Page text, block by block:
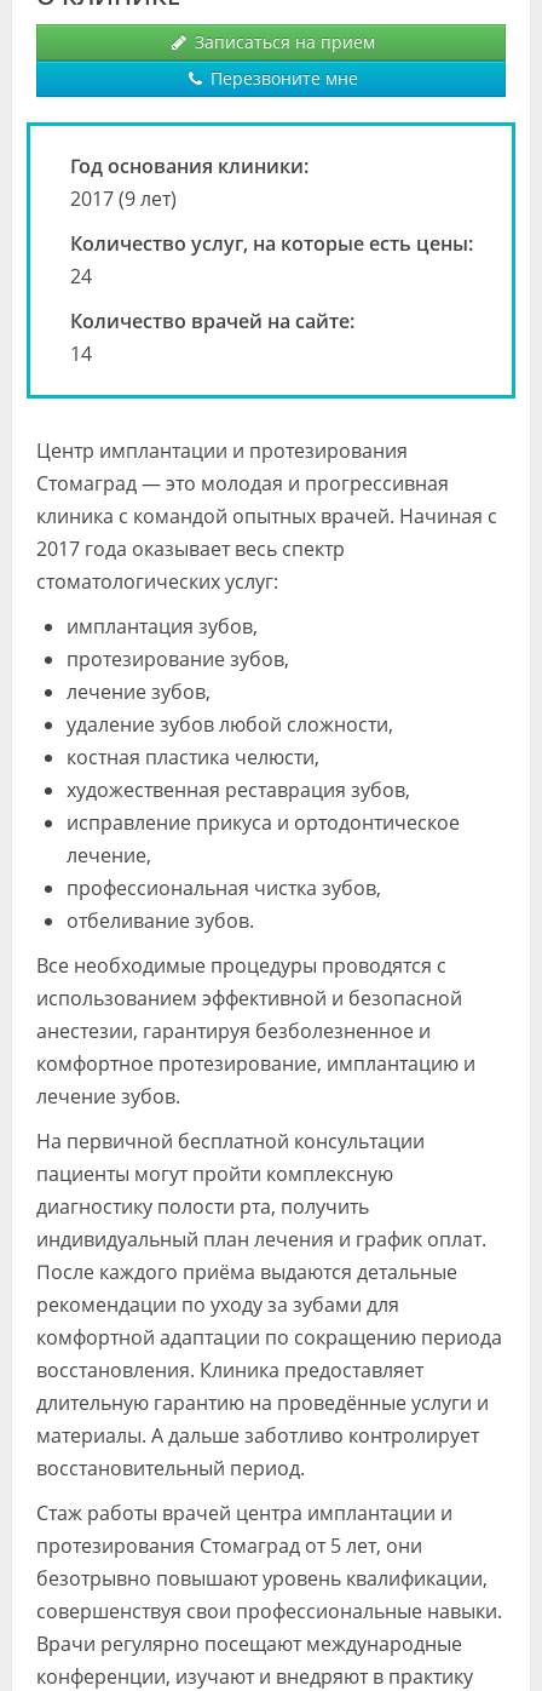
Видео
Клиники
Специалисты
Блоги
Лаборатории
Записаться на прием
Перезвоните мне
Год основания клиники:
2017 (9 лет)
Количество услуг, на которые есть цены:
24
Количество врачей на сайте:
14
Центр имплантации и протезирования
Стомаград — это молодая и прогрессивная
клиника с командой опытных врачей. Начиная с
2017 года оказывает весь спектр
стоматологических услуг:
имплантация зубов,
протезирование зубов,
лечение зубов,
удаление зубов любой сложности,
костная пластика челюсти,
художественная реставрация зубов,
исправление прикуса и ортодонтическое
лечение,
профессиональная чистка зубов,
отбеливание зубов.
Все необходимые процедуры проводятся с
использованием эффективной и безопасной
анестезии, гарантируя безболезненное и
комфортное протезирование, имплантацию и
лечение зубов.
На первичной бесплатной консультации
пациенты могут пройти комплексную
диагностику полости рта, получить
индивидуальный план лечения и график оплат.
После каждого приёма выдаются детальные
рекомендации по уходу за зубами для
комфортной адаптации по сокращению периода
восстановления. Клиника предоставляет
длительную гарантию на проведённые услуги и
материалы. А дальше заботливо контролирует
восстановительный период.
Стаж работы врачей центра имплантации и
протезирования Стомаград от 5 лет, они
безотрывно повышают уровень квалификации,
совершенствуя свои профессиональные навыки.
Врачи регулярно посещают международные
конференции, изучают и внедряют в практику